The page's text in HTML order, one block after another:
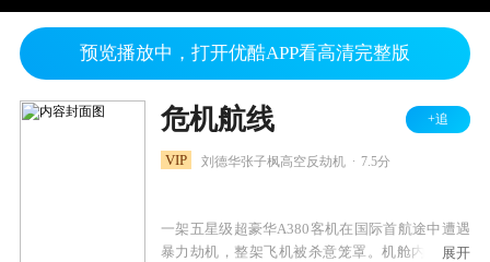
预览播放中，打开优酷APP看高清完整版
危机航线 +追
VIP 刘德华张子枫高空反劫机 7.5分
一架五星级超豪华A380客机在国际首航途中遭遇
暴力劫机，整架飞机被杀意笼罩。机舱内，国际
展开